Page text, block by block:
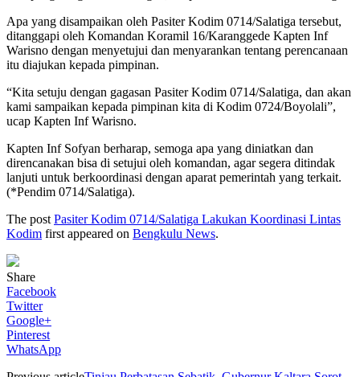
Apa yang disampaikan oleh Pasiter Kodim 0714/Salatiga tersebut,
ditanggapi oleh Komandan Koramil 16/Karanggede Kapten Inf
Warisno dengan menyetujui dan menyarankan tentang perencanaan
itu diajukan kepada pimpinan.
“Kita setuju dengan gagasan Pasiter Kodim 0714/Salatiga, dan akan
kami sampaikan kepada pimpinan kita di Kodim 0724/Boyolali”,
ucap Kapten Inf Warisno.
Kapten Inf Sofyan berharap, semoga apa yang diniatkan dan
direncanakan bisa di setujui oleh komandan, agar segera ditindak
lanjuti untuk berkoordinasi dengan aparat pemerintah yang terkait.
(*Pendim 0714/Salatiga).
The post Pasiter Kodim 0714/Salatiga Lakukan Koordinasi Lintas
Kodim first appeared on Bengkulu News.
Share
Facebook
Twitter
Google+
Pinterest
WhatsApp